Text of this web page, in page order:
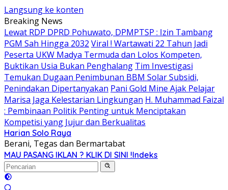
Langsung ke konten
Breaking News
Lewat RDP DPRD Pohuwato, DPMPTSP : Izin Tambang
PGM Sah Hingga 2032 Viral ! Wartawati 22 Tahun Jadi
Peserta UKW Madya Termuda dan Lolos Kompeten,
Buktikan Usia Bukan Penghalang Tim Investigasi
Temukan Dugaan Penimbunan BBM Solar Subsidi,
Penindakan Dipertanyakan Pani Gold Mine Ajak Pelajar
Marisa Jaga Kelestarian Lingkungan H. Muhammad Faizal
: Pembinaan Politik Penting untuk Menciptakan
Kompetisi yang Jujur dan Berkualitas
Harian Solo Raya
Berani, Tegas dan Bermartabat
MAU PASANG IKLAN ? KLIK DI SINI !Indeks